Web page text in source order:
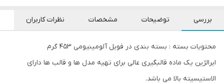
بررسی توضیحات مشخصات نظرات کاربران
محتویات بسته : بسته بندی در فویل آلومینیومی 453 گرم
ایرالژین یک ماده قالبگیری عالی برای تهیه مدل ها و قالب ها دارای
الاستیسیته بالا می باشد.